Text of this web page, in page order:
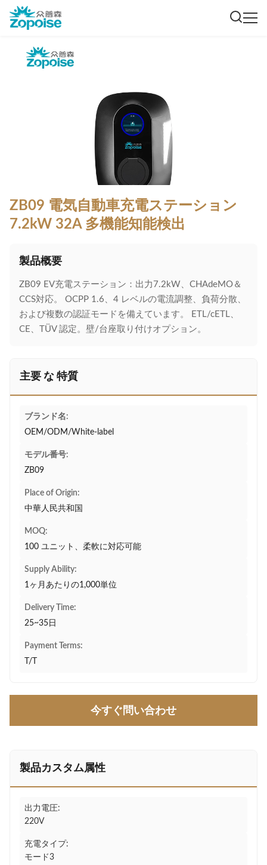
ZB09 電気自動車充電ステーション
7.2kW 32A 多機能知能検出
製品概要
ZB09 EV充電ステーション：出力7.2kW、CHAdeMO＆
CCS対応。 OCPP 1.6、4 レベルの電流調整、負荷分散、
および複数の認証モードを備えています。 ETL/cETL、
CE、TÜV 認定。壁/台座取り付けオプション。
主要 な 特質
ブランド名:
OEM/ODM/White-label
モデル番号:
ZB09
Place of Origin:
中華人民共和国
MOQ:
100 ユニット、柔軟に対応可能
Supply Ability:
1ヶ月あたりの1,000単位
Delivery Time:
25~35日
Payment Terms:
T/T
今すぐ問い合わせ
製品カスタム属性
出力電圧:
220V
充電タイプ:
モード3